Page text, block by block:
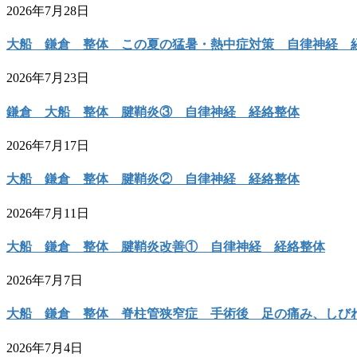
2026年7月28日
大船 鎌倉 整体 この夏の猛暑・熱中症対策 自律神経
2026年7月23日
鎌倉 大船 整体 腱鞘炎③ 自律神経 経絡整体
2026年7月17日
大船 鎌倉 整体 腱鞘炎② 自律神経 経絡整体
2026年7月11日
大船 鎌倉 整体 腱鞘炎改善① 自律神経 経絡整体
2026年7月7日
大船 鎌倉 整体 脊柱管狭窄症 手術後 足の痛み、しび
2026年7月4日